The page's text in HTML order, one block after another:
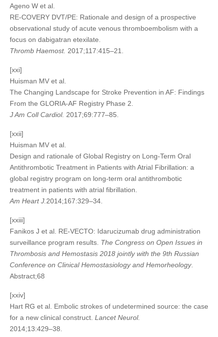
Ageno W et al.
RE-COVERY DVT/PE: Rationale and design of a prospective
observational study of acute venous thromboembolism with a
focus on dabigatran etexilate.
Thromb Haemost. 2017;117:415–21.
[xxi]
Huisman MV et al.
The Changing Landscape for Stroke Prevention in AF: Findings
From the GLORIA-AF Registry Phase 2.
J Am Coll Cardiol. 2017;69:777–85.
[xxii]
Huisman MV et al.
Design and rationale of Global Registry on Long-Term Oral
Antithrombotic Treatment in Patients with Atrial Fibrillation: a
global registry program on long-term oral antithrombotic
treatment in patients with atrial fibrillation.
Am Heart J.2014;167:329–34.
[xxiii]
Fanikos J et al. RE-VECTO: Idarucizumab drug administration
surveillance program results. The Congress on Open Issues in
Thrombosis and Hemostasis 2018 jointly with the 9th Russian
Conference on Clinical Hemostasiology and Hemorheology.
Abstract;68
[xxiv]
Hart RG et al. Embolic strokes of undetermined source: the case
for a new clinical construct. Lancet Neurol.
2014;13:429–38.